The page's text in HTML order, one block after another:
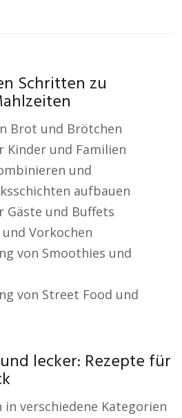
Schritten zu
Brot und Brötchen
Kinder und Familien
und
aufbauen
Gäste und Buffets
Vorkochen
von Smoothies und
von Street Food und
lecker: Rezepte für
in verschiedene Kategorien